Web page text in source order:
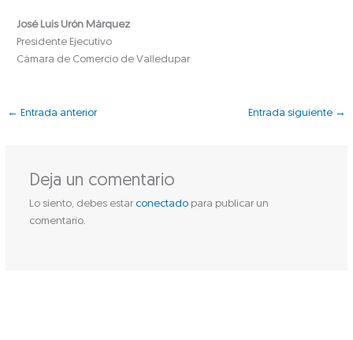
José Luís Urón Márquez
Presidente Ejecutivo
Cámara de Comercio de Valledupar
← Entrada anterior Entrada siguiente →
Deja un comentario
Lo siento, debes estar conectadopara publicar un
comentario.